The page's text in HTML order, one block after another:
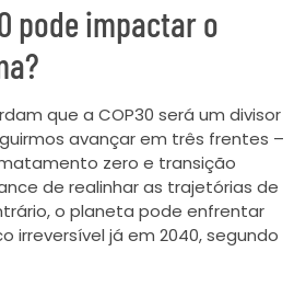
pode impactar o
que a COP30 será um divisor
avançar em três frentes –
zero e transição
de realinhar as trajetórias de
o planeta pode enfrentar
irreversível já em 2040, segundo